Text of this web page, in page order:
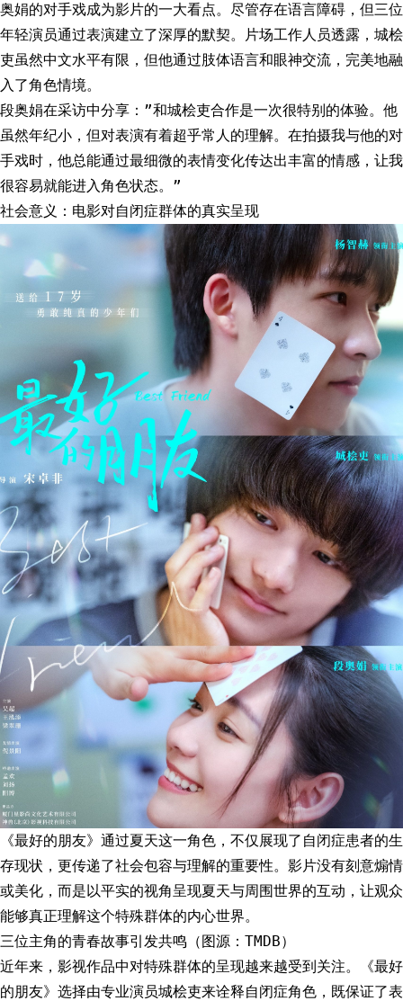
奥娟的对手戏成为影片的一大看点。尽管存在语言障碍，但三位
年轻演员通过表演建立了深厚的默契。片场工作人员透露，城桧
吏虽然中文水平有限，但他通过肢体语言和眼神交流，完美地融
入了角色情境。
段奥娟在采访中分享：”和城桧吏合作是一次很特别的体验。他
虽然年纪小，但对表演有着超乎常人的理解。在拍摄我与他的对
手戏时，他总能通过最细微的表情变化传达出丰富的情感，让我
很容易就能进入角色状态。”
社会意义：电影对自闭症群体的真实呈现
《最好的朋友》通过夏天这一角色，不仅展现了自闭症患者的生
存现状，更传递了社会包容与理解的重要性。影片没有刻意煽情
或美化，而是以平实的视角呈现夏天与周围世界的互动，让观众
能够真正理解这个特殊群体的内心世界。
三位主角的青春故事引发共鸣（图源：TMDB）
近年来，影视作品中对特殊群体的呈现越来越受到关注。《最好
的朋友》选择由专业演员城桧吏来诠释自闭症角色，既保证了表